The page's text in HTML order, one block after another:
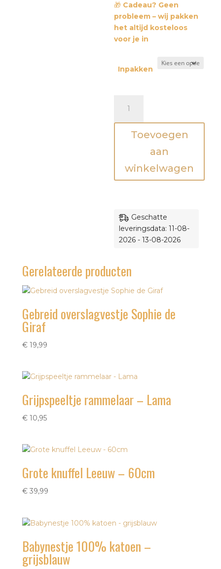
🎁 Cadeau? Geen
probleem – wij pakken
het altijd kosteloos
voor je in
Inpakken
rammelaar
-
Toevoegen
aan
winkelwagen
Geschatte
leveringsdata: 11-08-
2026 - 13-08-2026
Gerelateerde producten
Gebreid overslagvestje Sophie de
Giraf
€19,99
Grijpspeeltje rammelaar – Lama
€10,95
Grote knuffel Leeuw – 60cm
€39,99
Babynestje 100% katoen –
grijsblauw